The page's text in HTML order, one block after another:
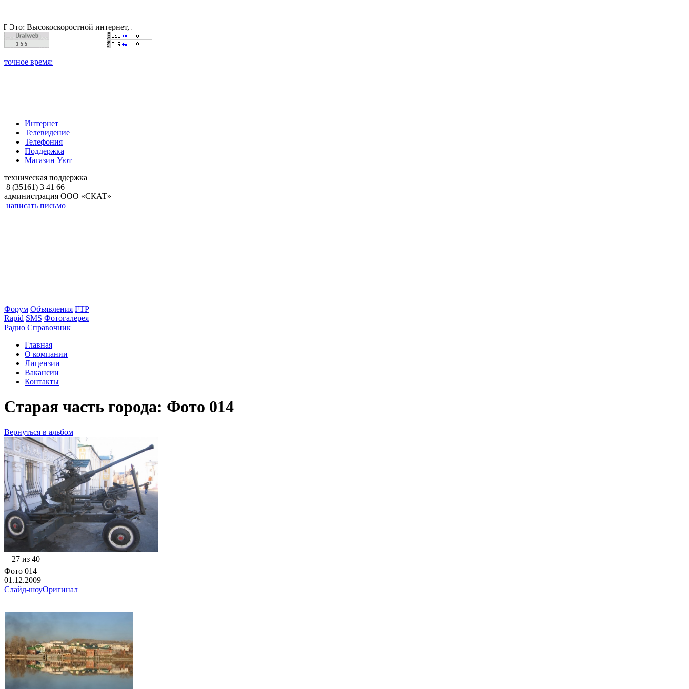
интернет, качественное цифровое и кабельное телевиденье, надежное и быстрое продвижение вашей рекламы!
Интернет
Телевидение
Телефония
Поддержка
Магазин Уют
техническая поддержка
8 (35161) 3 41 66
администрация ООО «СКАТ»
написать письмо
Форум Объявления FTP
Rapid SMS Фотогалерея
Радио Справочник
Главная
О компании
Лицензии
Вакансии
Контакты
Старая часть города: Фото 014
Вернуться в альбом
27 из 40
Фото 014
01.12.2009
Слайд-шоуОригинал